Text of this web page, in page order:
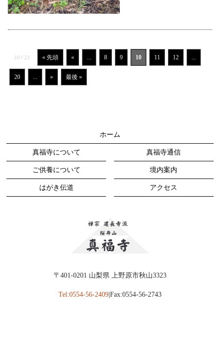
10 / 21 « 先頭 « 8 9 10 11 12
20 » 最後 »
ホーム
真福寺について 真福寺通信
ご供養について 境内案内
はがき伝道 アクセス
〒401-0201 山梨県 上野原市秋山3323
Tel:0554-56-2409|Fax:0554-56-2743